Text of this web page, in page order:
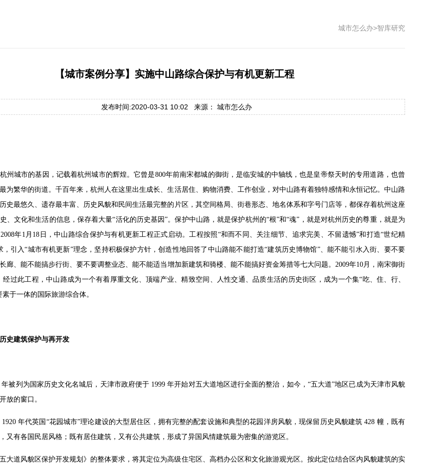
城市怎么办>智库研究
【城市案例分享】实施中山路综合保护与有机更新工程
发布时间:2020-03-31 10:02 来源： 城市怎么办
州城市的基因，记载着杭州城市的辉煌。它曾是800年前南宋都城的御街，是临安城的中轴线，也是皇帝祭天时的专用道路，也曾
为繁华的街道。千百年来，杭州人在这里出生成长、生活居住、购物消费、工作创业，对中山路有着独特感情和永恒记忆。中山路
史最悠久、遗存最丰富、历史风貌和民间生活最完整的片区，其空间格局、街巷形态、地名体系和字号门店等，都保存着杭州这座
、文化和生活的信息，保存着大量“活化的历史基因”。保护中山路，就是保护杭州的“根”和“魂”，就是对杭州历史的尊重，就是为
年1月18日，中山路综合保护与有机更新工程正式启动。工程按照“和而不同、关注细节、追求完美、不留遗憾”和打造“世纪精
，引入“城市有机更新”理念，坚持积极保护方针，创造性地回答了中山路能不能打造“建筑历史博物馆”、能不能引水入街、要不要
廊、能不能搞步行街、要不要调整业态、能不能适当增加新建筑和骑楼、能不能搞好资金筹措等七大问题。2009年10月，南宋御街
经过此工程，中山路成为一个有着厚重文化、顶端产业、精致空间、人性交通、品质生活的历史街区，成为一个集“吃、住、行、
于一体的国际旅游综合体。
史建筑保护与再开发
年被列为国家历史文化名城后，天津市政府便于 1999 年开始对五大道地区进行全面的整治，如今，“五大道”地区已成为天津市风貌
放的窗口。
年代英国“花园城市”理论建设的大型居住区，拥有完整的配套设施和典型的花园洋房风貌，现保留历史风貌建筑 428 幢，既有
又有各国民居风格；既有居住建筑，又有公共建筑，形成了异国风情建筑最为密集的游览区。
大道风貌区保护开发规划》的整体要求，将其定位为高级住宅区、高档办公区和文化旅游观光区。按此定位结合区内风貌建筑的实